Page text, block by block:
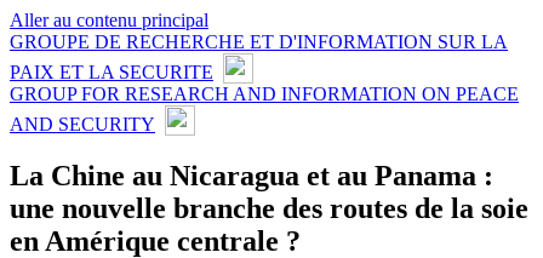
Aller au contenu principal
GROUPE DE RECHERCHE ET D'INFORMATION SUR LA
PAIX ET LA SECURITE
GROUP FOR RESEARCH AND INFORMATION ON PEACE
AND SECURITY
La Chine au Nicaragua et au Panama :
une nouvelle branche des routes de la soie
en Amérique centrale ?